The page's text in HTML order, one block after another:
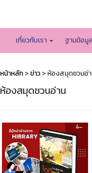
เกี่ยวกับเรา ฐานข้อมู
หน้าหลัก>ข่าว> ห้องสมุดชวนอ่
ห้องสมุดชวนอ่าน